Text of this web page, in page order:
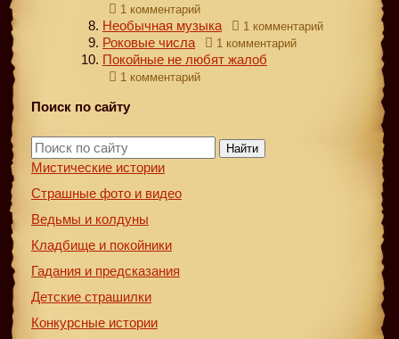
1 комментарий
Необычная музыка 1 комментарий
Роковые числа 1 комментарий
Покойные не любят жалоб
1 комментарий
Поиск по сайту
Найти
Мистические истории
Страшные фото и видео
Ведьмы и колдуны
Кладбище и покойники
Гадания и предсказания
Детские страшилки
Конкурсные истории